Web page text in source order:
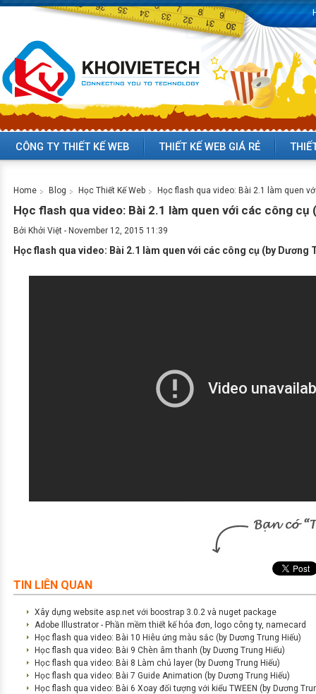
CÔNG TY THIẾT KẾ WEB THIẾT KẾ WEB GIÁ RẺ
Home Blog Học Thiết Kế Web Học flash qua video: Bài 2.1 làm quen
Học flash qua video: Bài 2.1 làm quen với các công cụ
Bởi Khởi Việt - November 12, 2015 11:39
Học flash qua video: Bài 2.1 làm quen với các công cụ (by Dương
TIN LIÊN QUAN
Xây dựng website asp.net với boostrap 3.0.2 và nuget package
Adobe Illustrator - Phần mềm thiết kế hóa đơn, logo công ty, namecard
Học flash qua video: Bài 10 Hiêu ứng màu sắc (by Dương Trung Hiếu)
Học flash qua video: Bài 9 Chèn âm thanh (by Dương Trung Hiếu)
Học flash qua video: Bài 8 Làm chủ layer (by Dương Trung Hiếu)
Học flash qua video: Bài 7 Guide Animation (by Dương Trung Hiếu)
Học flash qua video: Bài 6 Xoay đối tượng với kiểu TWEEN (by Dương